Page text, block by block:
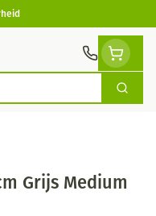
Zoek
Grijs Medium